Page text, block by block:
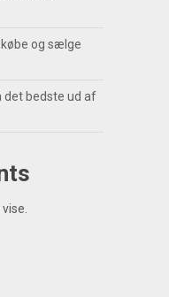
og sælge
det bedste ud af